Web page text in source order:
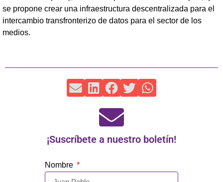
se propone crear una infraestructura descentralizada para el
intercambio transfronterizo de datos para el sector de los
medios.
¡Suscríbete a nuestro boletín!
Nombre